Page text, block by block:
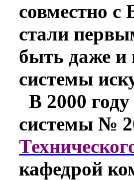
совместно
стали
быть даже и
системы
В 2000
системы №
кафедрой